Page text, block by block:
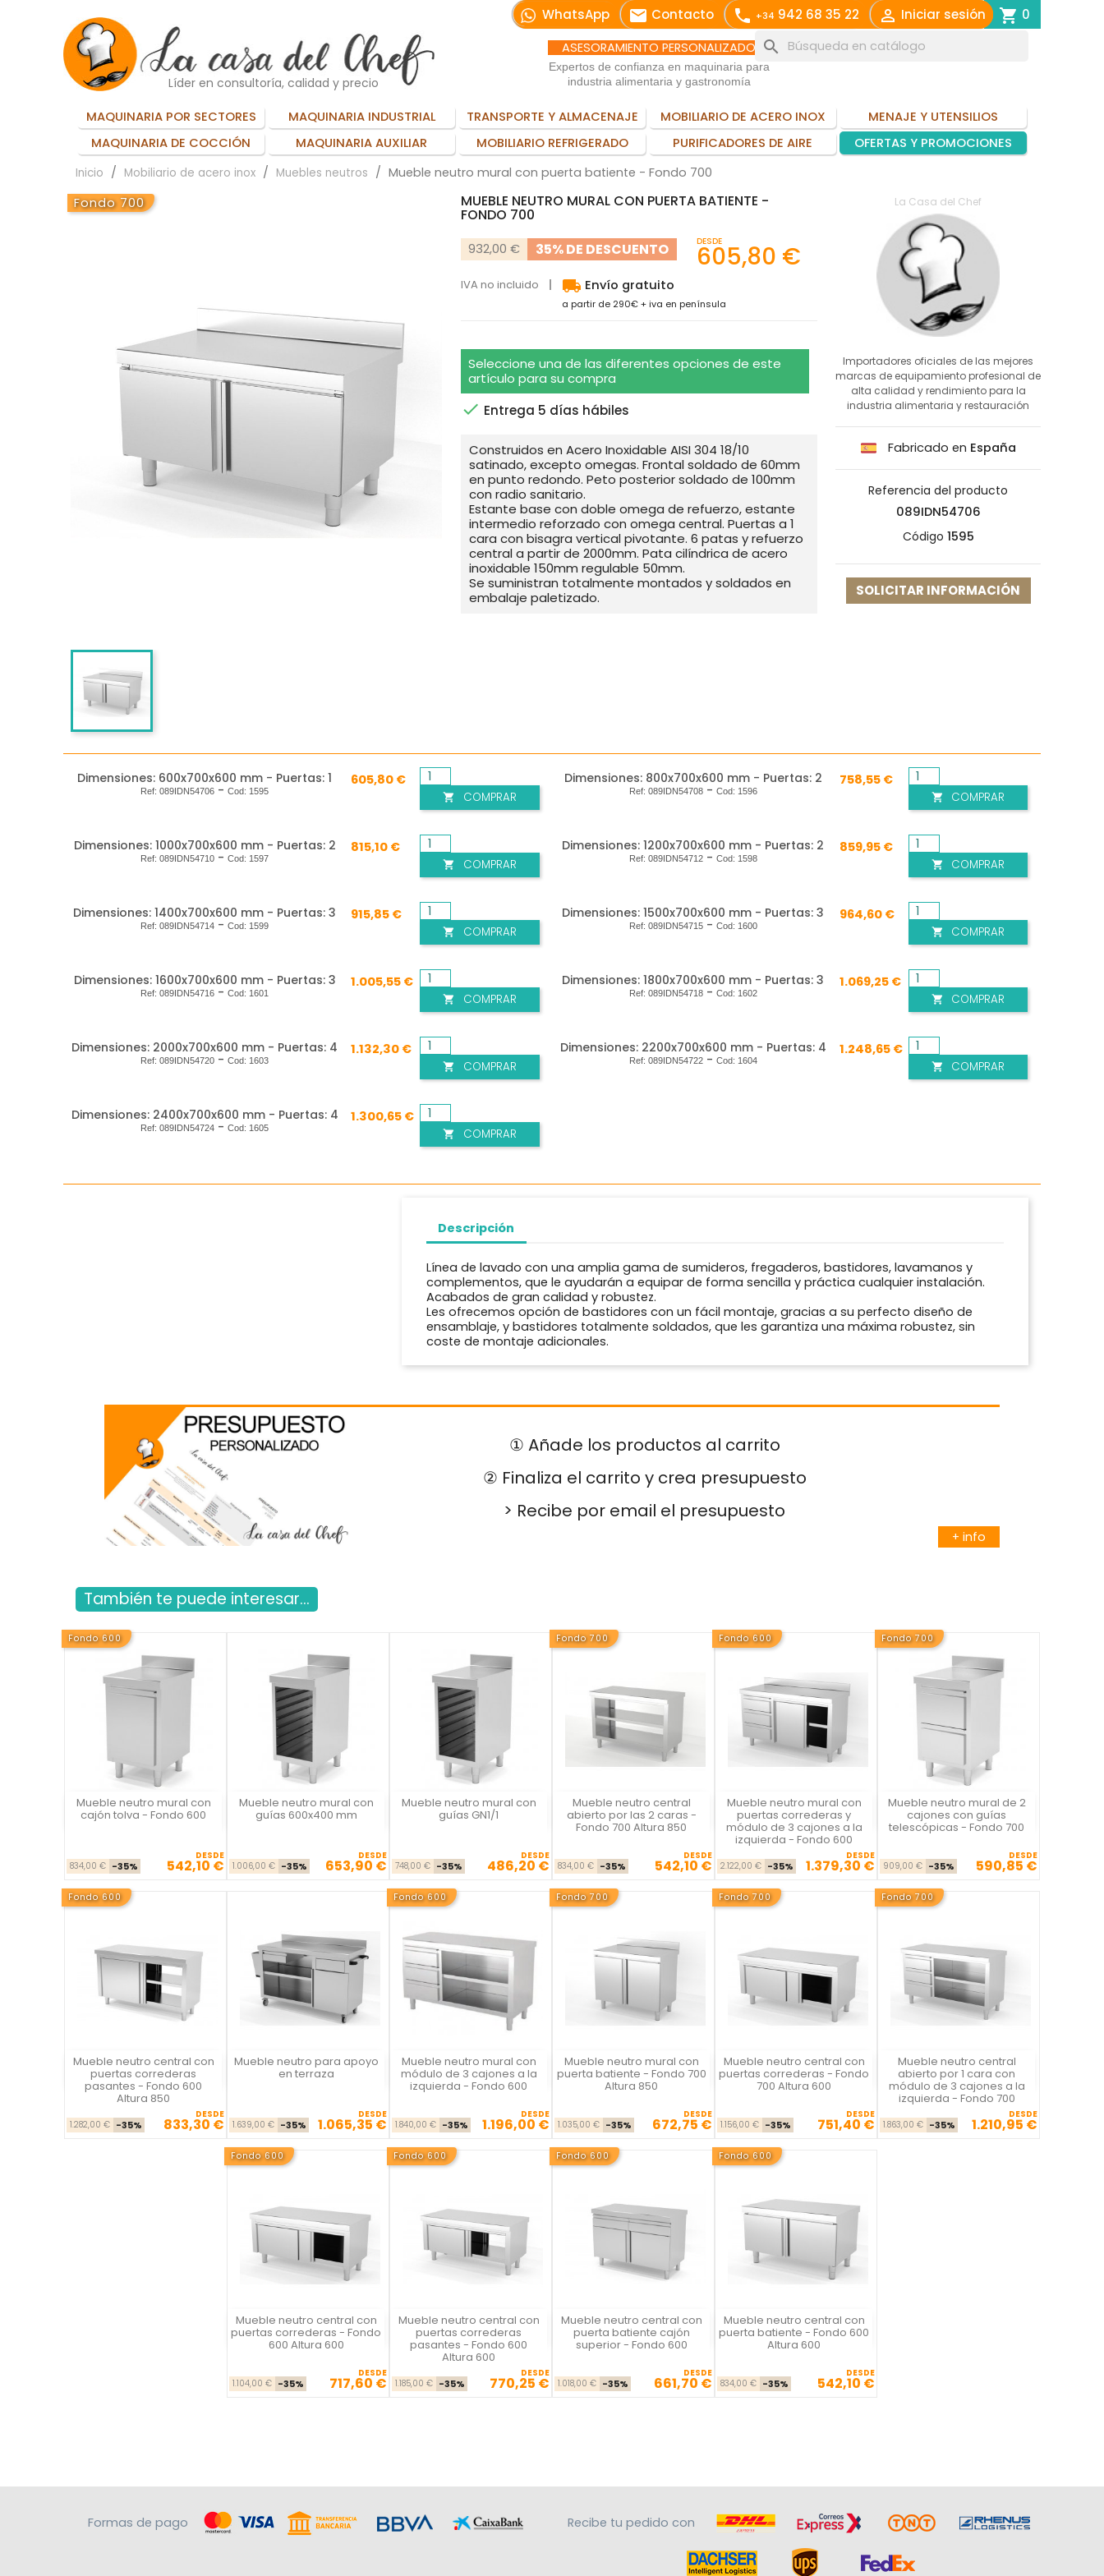
WhatsApp email Contacto call +34 942 68 35 22  Iniciar sesión shopping_cart 0
Líder en consultoría, calidad y precio
ASESORAMIENTO PERSONALIZADO
Expertos de confianza en maquinaria para
industria alimentaria y gastronomía
search
MAQUINARIA POR SECTORES MAQUINARIA INDUSTRIAL TRANSPORTE Y ALMACENAJE MOBILIARIO DE ACERO INOX
MENAJE Y UTENSILIOS
MAQUINARIA DE COCCIÓN
MAQUINARIA AUXILIAR MOBILIARIO REFRIGERADO PURIFICADORES DE AIRE OFERTAS Y PROMOCIONES
Inicio Mobiliario de acero inox Muebles neutros
Mueble neutro mural con puerta batiente - Fondo 700
Fondo 700
MUEBLE NEUTRO MURAL CON PUERTA BATIENTE -
FONDO 700
932,00 € 35% DE DESCUENTO DESDE
605,80 €
IVA no incluido local_shipping Envío gratuito
a partir de 290€ + iva en península
Seleccione una de las diferentes opciones de este
artículo para su compra
 Entrega 5 días hábiles
Construidos en Acero Inoxidable AISI 304 18/10
satinado, excepto omegas. Frontal soldado de 60mm
en punto redondo. Peto posterior soldado de 100mm
con radio sanitario.
Estante base con doble omega de refuerzo, estante
intermedio reforzado con omega central. Puertas a 1
cara con bisagra vertical pivotante. 6 patas y refuerzo
central a partir de 2000mm. Pata cilíndrica de acero
inoxidable 150mm regulable 50mm.
Se suministran totalmente montados y soldados en
embalaje paletizado.
La Casa del Chef
Importadores oficiales de las mejores
marcas de equipamiento profesional de
alta calidad y rendimiento para la
industria alimentaria y restauración
Fabricado en España
Referencia del producto
089IDN54706
Código 1595
SOLICITAR INFORMACIÓN
Dimensiones: 600x700x600 mm - Puertas: 1
Ref: 089IDN54706 - Cod: 1595
605,80 €
 COMPRAR
Dimensiones: 800x700x600 mm - Puertas: 2
Ref: 089IDN54708- Cod: 1596
758,55 €
 COMPRAR
Dimensiones: 1000x700x600 mm - Puertas: 2
Ref: 089IDN54710 - Cod: 1597
815,10 €
 COMPRAR
Dimensiones: 1200x700x600 mm - Puertas: 2
Ref: 089IDN54712- Cod: 1598
859,95 €
 COMPRAR
Dimensiones: 1400x700x600 mm - Puertas: 3
Ref: 089IDN54714 - Cod: 1599
915,85 €
 COMPRAR
Dimensiones: 1500x700x600 mm - Puertas: 3
Ref: 089IDN54715- Cod: 1600
964,60 €
 COMPRAR
Dimensiones: 1600x700x600 mm - Puertas: 3
Ref: 089IDN54716 - Cod: 1601
1.005,55 €
 COMPRAR
Dimensiones: 1800x700x600 mm - Puertas: 3
Ref: 089IDN54718- Cod: 1602
1.069,25 €
 COMPRAR
Dimensiones: 2000x700x600 mm - Puertas: 4
Ref: 089IDN54720 - Cod: 1603
1.132,30 €
 COMPRAR
Dimensiones: 2200x700x600 mm - Puertas: 4
Ref: 089IDN54722- Cod: 1604
1.248,65 €
 COMPRAR
Dimensiones: 2400x700x600 mm - Puertas: 4
Ref: 089IDN54724 - Cod: 1605
1.300,65 €
 COMPRAR
Descripción
Línea de lavado con una amplia gama de sumideros, fregaderos, bastidores, lavamanos y
complementos, que le ayudarán a equipar de forma sencilla y práctica cualquier instalación.
Acabados de gran calidad y robustez.
Les ofrecemos opción de bastidores con un fácil montaje, gracias a su perfecto diseño de
ensamblaje, y bastidores totalmente soldados, que les garantiza una máxima robustez, sin
coste de montaje adicionales.
① Añade los productos al carrito
② Finaliza el carrito y crea presupuesto
> Recibe por email el presupuesto
+ info
También te puede interesar...
Fondo 600
Mueble neutro mural con
cajón tolva - Fondo 600
Precio base
834,00 € -35% Precio
DESDE
542,10 €

Vista rápida Mueble neutro mural con
guías 600x400 mm
Precio base
1.006,00 € -35% Precio
DESDE
653,90 €

Vista rápida Mueble neutro mural con
guías GN1/1
Precio base
748,00 € -35% Precio
DESDE
486,20 €

Vista rápida
Fondo 700
Mueble neutro central
abierto por las 2 caras -
Fondo 700 Altura 850
Precio base
834,00 € -35% Precio
DESDE
542,10 €
Vista rápida
Fondo 600
Mueble neutro mural con
puertas correderas y
módulo de 3 cajones a la
izquierda - Fondo 600
Precio base
2.122,00 € -35% Precio
DESDE
1.379,30 €

Vista rápida
Fondo 700
Mueble neutro mural de 2
cajones con guías
telescópicas - Fondo 700
Precio base
909,00 € -35% Precio
DESDE
590,85 €

Vista rápida
Fondo 600
Mueble neutro central con
puertas correderas
pasantes - Fondo 600
Altura 850
Precio base
1.282,00 € -35% Precio
DESDE
833,30 €

Vista rápida Mueble neutro para apoyo
en terraza
Precio base
1.639,00 € -35% Precio
DESDE
1.065,35 €

Vista rápida
Fondo 600
Mueble neutro mural con
módulo de 3 cajones a la
izquierda - Fondo 600
Precio base
1.840,00 € -35% Precio
DESDE
1.196,00 €

Vista rápida
Fondo 700
Mueble neutro mural con
puerta batiente - Fondo 700
Altura 850
Precio base
1.035,00 € -35% Precio
DESDE
672,75 €

Vista rápida
Fondo 700
Mueble neutro central con
puertas correderas - Fondo
700 Altura 600
Precio base
1.156,00 € -35% Precio
DESDE
751,40 €

Vista rápida
Fondo 700
Mueble neutro central
abierto por 1 cara con
módulo de 3 cajones a la
izquierda - Fondo 700
Precio base
1.863,00 € -35% Precio
DESDE
1.210,95 €
Vista rápida
Fondo 600
Mueble neutro central con
puertas correderas - Fondo
600 Altura 600
Precio base
1.104,00 € -35% Precio
DESDE
717,60 €

Vista rápida
Fondo 600
Mueble neutro central con
puertas correderas
pasantes - Fondo 600
Altura 600
Precio base
1.185,00 € -35% Precio
DESDE
770,25 €

Vista rápida
Fondo 600
Mueble neutro central con
puerta batiente cajón
superior - Fondo 600
Precio base
1.018,00 € -35% Precio
DESDE
661,70 €

Vista rápida
Fondo 600
Mueble neutro central con
puerta batiente - Fondo 600
Altura 600
Precio base
834,00 € -35% Precio
DESDE
542,10 €

Vista rápida
Formas de pago Recibe tu pedido con